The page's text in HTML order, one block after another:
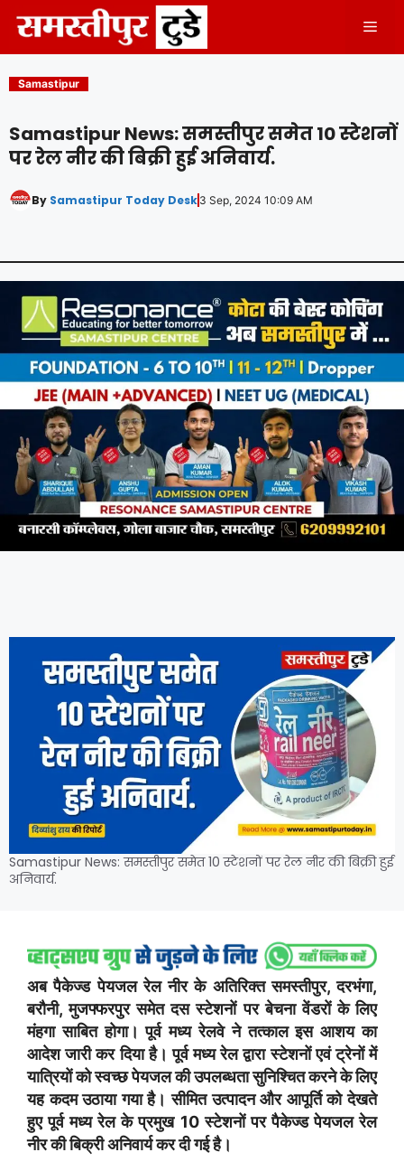
content
Samastipur
Samastipur News: समस्तीपुर समेत 10 स्टेशनों
पर रेल नीर की बिक्री हुई अनिवार्य.
By Samastipur Today Desk 3 Sep, 2024 10:09 AM
Samastipur News: समस्तीपुर समेत 10 स्टेशनों पर रेल नीर की बिक्री हुई
अनिवार्य.
अब पैकेज्ड पेयजल रेल नीर के अतिरिक्त समस्तीपुर, दरभंगा,
बरौनी, मुजफ्फरपुर समेत दस स्टेशनों पर बेचना वेंडरों के लिए
मंहगा साबित होगा। पूर्व मध्य रेलवे ने तत्काल इस आशय का
आदेश जारी कर दिया है। पूर्व मध्य रेल द्वारा स्टेशनों एवं ट्रेनों में
यात्रियों को स्वच्छ पेयजल की उपलब्धता सुनिश्चित करने के लिए
यह कदम उठाया गया है। सीमित उत्पादन और आपूर्ति को देखते
हुए पूर्व मध्य रेल के प्रमुख 10 स्टेशनों पर पैकेज्ड पेयजल रेल
नीर की बिक्री अनिवार्य कर दी गई है।